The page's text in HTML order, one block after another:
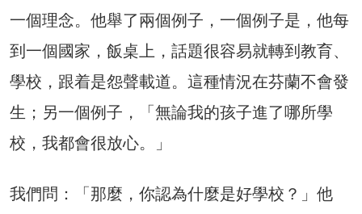
一個理念。他舉了兩個例子，一個例子是，他每
到一個國家，飯桌上，話題很容易就轉到教育、
學校，跟着是怨聲載道。這種情況在芬蘭不會發
生；另一個例子，「無論我的孩子進了哪所學
校，我都會很放心。」
我們問：「那麼，你認為什麼是好學校？」他